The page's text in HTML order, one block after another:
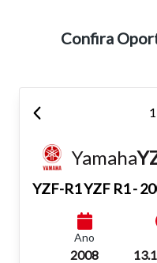
Confira
Yamaha
YZF-R1YZF R1 -
Ano
2008